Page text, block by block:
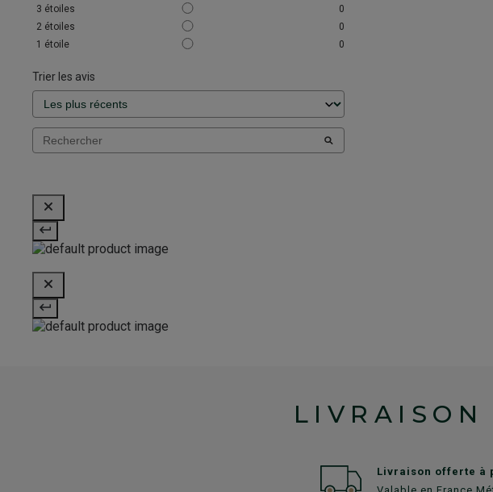
3 étoiles
0
2 étoiles
0
1 étoile 0
Trier les avis
Livraison offerte à